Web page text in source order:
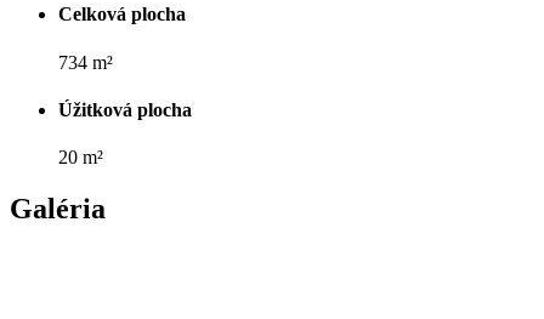
Celková plocha
734 m²
Úžitková plocha
20 m²
Galéria